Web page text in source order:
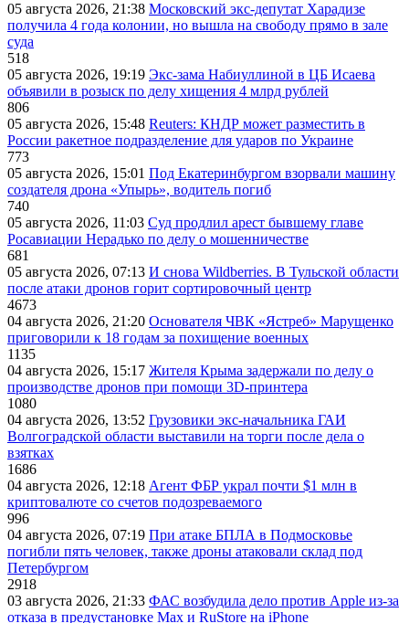
05 августа 2026, 21:38 Московский экс-депутат Харадизе
получила 4 года колонии, но вышла на свободу прямо в зале
суда
518
05 августа 2026, 19:19 Экс-зама Набиуллиной в ЦБ Исаева
объявили в розыск по делу хищения 4 млрд рублей
806
05 августа 2026, 15:48 Reuters: КНДР может разместить в
России ракетное подразделение для ударов по Украине
773
05 августа 2026, 15:01 Под Екатеринбургом взорвали машину
создателя дрона «Упырь», водитель погиб
740
05 августа 2026, 11:03 Суд продлил арест бывшему главе
Росавиации Нерадько по делу о мошенничестве
681
05 августа 2026, 07:13 И снова Wildberries. В Тульской области
после атаки дронов горит сортировочный центр
4673
04 августа 2026, 21:20 Основателя ЧВК «Ястреб» Марущенко
приговорили к 18 годам за похищение военных
1135
04 августа 2026, 15:17 Жителя Крыма задержали по делу о
производстве дронов при помощи 3D‑принтера
1080
04 августа 2026, 13:52 Грузовики экс-начальника ГАИ
Волгоградской области выставили на торги после дела о
взятках
1686
04 августа 2026, 12:18 Агент ФБР украл почти $1 млн в
криптовалюте со счетов подозреваемого
996
04 августа 2026, 07:19 При атаке БПЛА в Подмосковье
погибли пять человек, также дроны атаковали склад под
Петербургом
2918
03 августа 2026, 21:33 ФАС возбудила дело против Apple из-за
отказа в предустановке Max и RuStore на iPhone